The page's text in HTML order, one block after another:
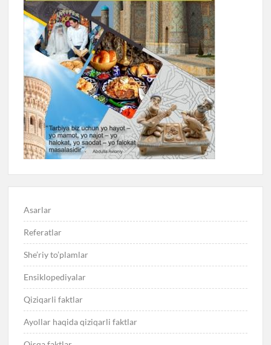
Asarlar
Referatlar
She’riy to’plamlar
Ensiklopediyalar
Qiziqarli faktlar
Ayollar haqida qiziqarli faktlar